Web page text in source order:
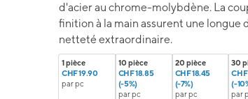
d'acier au chrome-molybdène. La
finition à la main assurent une longue
netteté extraordinaire.
1 pièce
CHF 19.90
par pc
10 pièce
CHF 18.85
(-5%)
par pc
20 pièce
CHF 18.45
(-7%)
par pc
30
CHF
(-
par